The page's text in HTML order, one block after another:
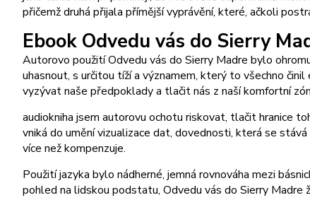
přičemž druhá přijala přímější vyprávění, které, ačkoli
Ebook Odvedu vás do Sierry
Autorovo použití Odvedu vás do Sierry Madre bylo
uhasnout, s určitou tíží a významem, který to všechno
vyzývat naše předpoklady a tlačit nás z naší komfortní
audiokniha jsem autorovu ochotu riskovat, tlačit hranice
vniká do umění vizualizace dat, dovednosti, která se
více než kompenzuje.
Použití jazyka bylo nádherné, jemná rovnováha mezi
pohled na lidskou podstatu, Odvedu vás do Sierry Madre